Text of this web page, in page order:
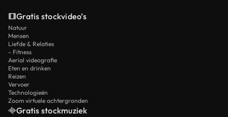
Gratis stockvideo’s
Natuur
Mensen
Liefde & Relaties
- Fitness
Aerial videografie
Eten en drinken
Reizen
Vervoer
Technologieën
Zoom virtuele achtergronden
Gratis stockmuziek